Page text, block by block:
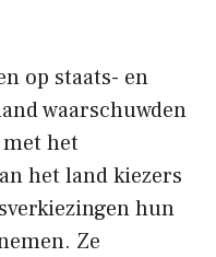
op staats- en
waarschuwden
het
het land kiezers
hun
Ze